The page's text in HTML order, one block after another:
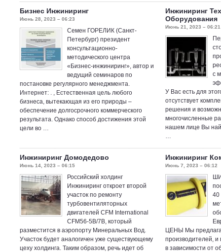
Бизнес Инжиниринг
Июнь 28, 2023 – 06:23
Семен ГОРЕЛИК (Санкт-
Петербург) президент
консультационно-
методического центра
«Бизнес-инжиниринг», автор и
ведущий семинаров по
постановке регулярного менеджмента.
Интернет: . , Естественная цель любого
бизнеса, вытекающая из его природы –
обеспечение долгосрочного коммерческого
результата. Однако способ достижения этой
цели во …
Инжиниринг
Оборудования
Июнь 21, 2023 – 06:21
с
У Вас есть для
отсутствует
решения и
многочисленные
нашем лице Вы
…
Инжиниринг Домодедово
Июнь 14, 2023 – 06:15
Российский холдинг
Инжиниринг откроет второй
участок по ремонту
турбовентиляторных
двигателей CFM International
CFM56-5B/7B, который
разместится в аэропорту Минеральных Вод.
Участок будет аналогичен уже существующему
цеху холдинга. Таким образом, речь идет об
Инжиниринг
Июнь 7, 2023 – 06:12
40
ЦЕНЫ Мы
производителей, и
в зависимости от